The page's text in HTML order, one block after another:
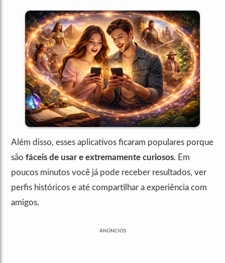
Além disso, esses aplicativos ficaram populares porque
são fáceis de usar e extremamente curiosos. Em
poucos minutos você já pode receber resultados, ver
perfis históricos e até compartilhar a experiência com
amigos.
ANÚNCIOS